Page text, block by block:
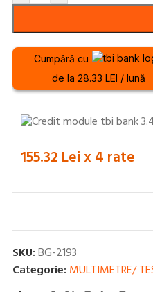
Cumpără cu
de la 28.33 LEI / lună
155.32 Lei x 4 rate
SKU:BG-2193
Categorie: MULTIMETRE/